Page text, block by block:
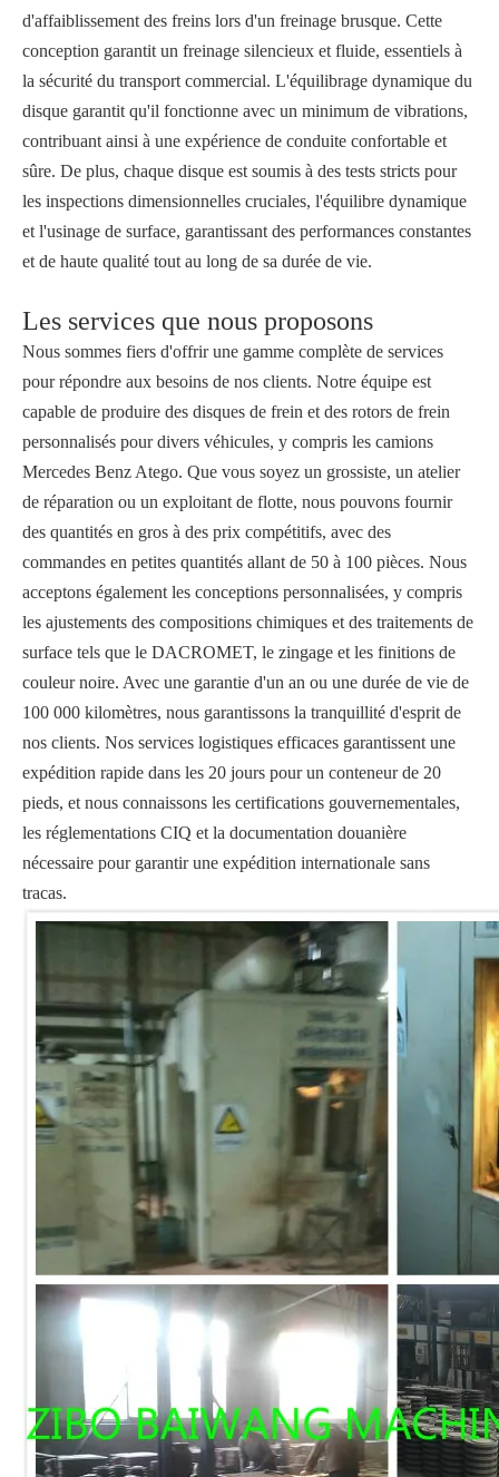
d'affaiblissement des freins lors d'un freinage brusque. Cette
conception garantit un freinage silencieux et fluide, essentiels à
la sécurité du transport commercial. L'équilibrage dynamique du
disque garantit qu'il fonctionne avec un minimum de vibrations,
contribuant ainsi à une expérience de conduite confortable et
sûre. De plus, chaque disque est soumis à des tests stricts pour
les inspections dimensionnelles cruciales, l'équilibre dynamique
et l'usinage de surface, garantissant des performances constantes
et de haute qualité tout au long de sa durée de vie.
Les services que nous proposons
Nous sommes fiers d'offrir une gamme complète de services
pour répondre aux besoins de nos clients. Notre équipe est
capable de produire des disques de frein et des rotors de frein
personnalisés pour divers véhicules, y compris les camions
Mercedes Benz Atego. Que vous soyez un grossiste, un atelier
de réparation ou un exploitant de flotte, nous pouvons fournir
des quantités en gros à des prix compétitifs, avec des
commandes en petites quantités allant de 50 à 100 pièces. Nous
acceptons également les conceptions personnalisées, y compris
les ajustements des compositions chimiques et des traitements de
surface tels que le DACROMET, le zingage et les finitions de
couleur noire. Avec une garantie d'un an ou une durée de vie de
100 000 kilomètres, nous garantissons la tranquillité d'esprit de
nos clients. Nos services logistiques efficaces garantissent une
expédition rapide dans les 20 jours pour un conteneur de 20
pieds, et nous connaissons les certifications gouvernementales,
les réglementations CIQ et la documentation douanière
nécessaire pour garantir une expédition internationale sans
tracas.